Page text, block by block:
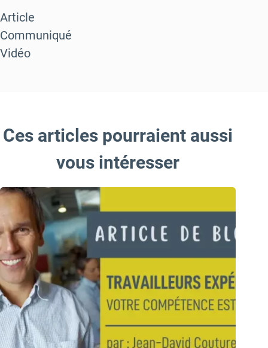
Article
Communiqué
Vidéo
Ces articles pourraient aussi
vous intéresser